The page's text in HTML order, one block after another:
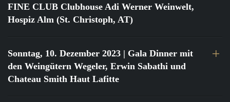
FINE CLUB Clubhouse Adi Werner Weinwelt,
Hospiz Alm (St. Christoph, AT)
Sonntag, 10. Dezember 2023 | Gala Dinner mit
den Weingütern Wegeler, Erwin Sabathi und
Chateau Smith Haut Lafitte